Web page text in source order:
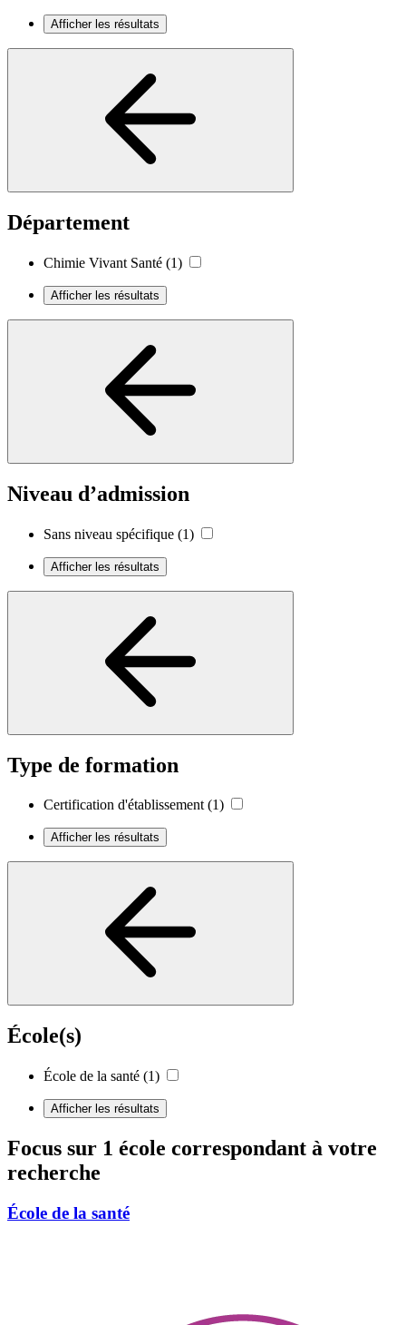
Afficher les résultats
Département
Chimie Vivant Santé (1)
Afficher les résultats
Niveau d’admission
Sans niveau spécifique (1)
Afficher les résultats
Type de formation
Certification d'établissement (1)
Afficher les résultats
École(s)
École de la santé (1)
Afficher les résultats
Focus sur 1 école correspondant à votre
recherche
École de la santé